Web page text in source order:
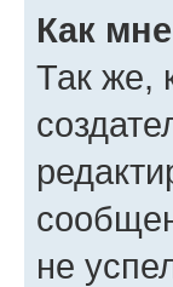
Как
Так же,
не